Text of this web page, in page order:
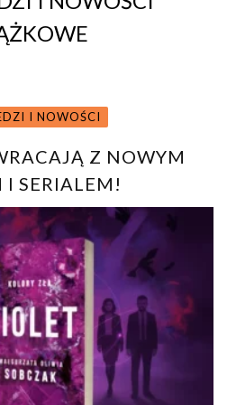
I NOWOŚCI
Z NOWYM
I SERIALEM!